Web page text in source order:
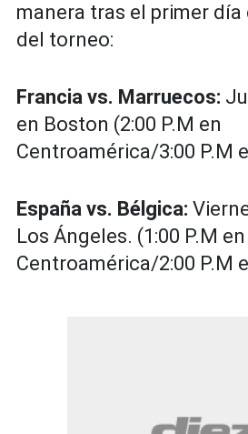
manera tras el primer día
del torneo:
Francia vs. Marruecos:
en Boston (2:00 P.M en
Centroamérica/3:00 P.M
España vs. Bélgica:
Los Ángeles. (1:00 P.M en
Centroamérica/2:00 P.M